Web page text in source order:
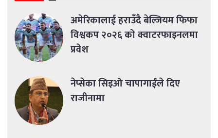
अमेरिकालाई हराउँदै बेल्जियम फिफा
विश्वकप २०२६ को क्वाटरफाइनलमा
प्रवेश
नेप्सेका सिइओ चापागाईंले दिए
राजीनामा